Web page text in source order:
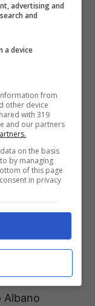
di
Albano
advertising and
and
a device
from
other device
with 319
and our partners
on the basis
by managing
of this page
in privacy